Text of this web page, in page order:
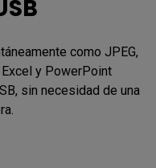
como JPEG,
y PowerPoint
sin necesidad de una